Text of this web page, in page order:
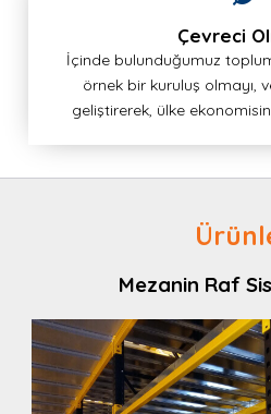
Çevreci
İçinde bulunduğumuz
örnek bir kuruluş olmayı,
geliştirerek, ülke
Mezanin Raf